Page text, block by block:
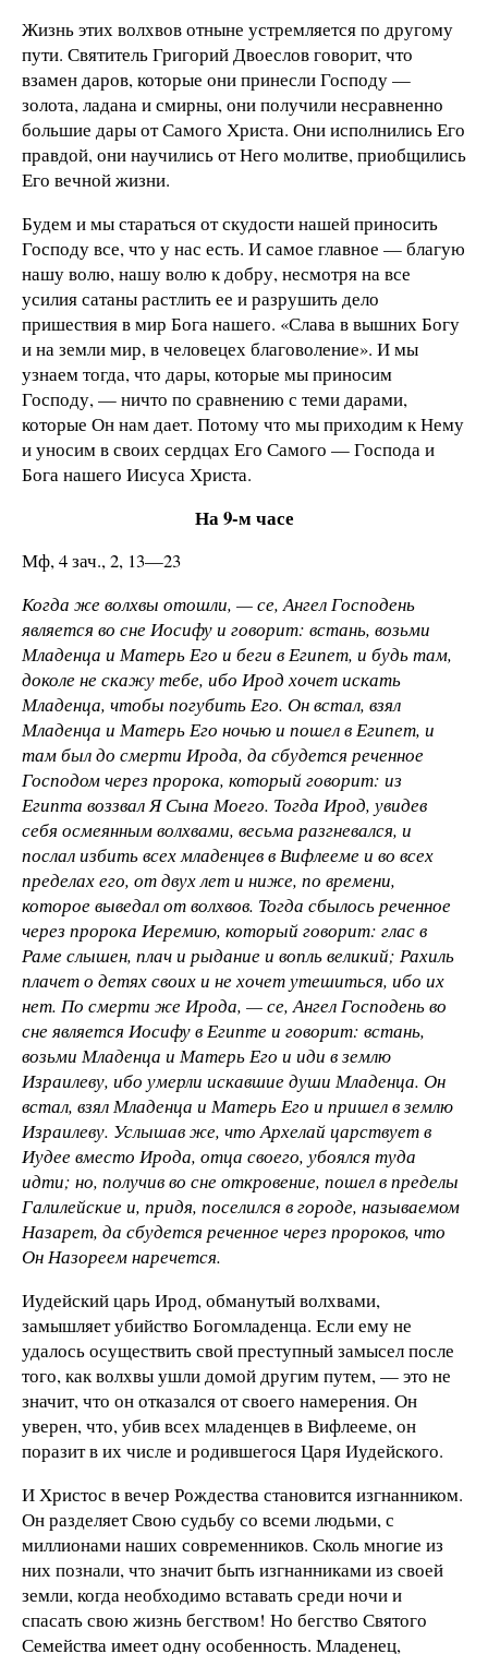
Жизнь этих волхвов отныне устремляется по другому
пути. Святитель Григорий Двоеслов говорит, что
взамен даров, которые они принесли Господу —
золота, ладана и смирны, они получили несравненно
большие дары от Самого Христа. Они исполнились Его
правдой, они научились от Него молитве, приобщились
Его вечной жизни.
Будем и мы стараться от скудости нашей приносить
Господу все, что у нас есть. И самое главное — благую
нашу волю, нашу волю к добру, несмотря на все
усилия сатаны растлить ее и разрушить дело
пришествия в мир Бога нашего. «Слава в вышних Богу
и на земли мир, в человецех благоволение». И мы
узнаем тогда, что дары, которые мы приносим
Господу, — ничто по сравнению с теми дарами,
которые Он нам дает. Потому что мы приходим к Нему
и уносим в своих сердцах Его Самого — Господа и
Бога нашего Иисуса Христа.
На 9-м часе
Мф, 4 зач., 2, 13—23
Когда же волхвы отошли, — се, Ангел Господень
является во сне Иосифу и говорит: встань, возьми
Младенца и Матерь Его и беги в Египет, и будь там,
доколе не скажу тебе, ибо Ирод хочет искать
Младенца, чтобы погубить Его. Он встал, взял
Младенца и Матерь Его ночью и пошел в Египет, и
там был до смерти Ирода, да сбудется реченное
Господом через пророка, который говорит: из
Египта воззвал Я Сына Моего. Тогда Ирод, увидев
себя осмеянным волхвами, весьма разгневался, и
послал избить всех младенцев в Вифлееме и во всех
пределах его, от двух лет и ниже, по времени,
которое выведал от волхвов. Тогда сбылось реченное
через пророка Иеремию, который говорит: глас в
Раме слышен, плач и рыдание и вопль великий; Рахиль
плачет о детях своих и не хочет утешиться, ибо их
нет. По смерти же Ирода, — се, Ангел Господень во
сне является Иосифу в Египте и говорит: встань,
возьми Младенца и Матерь Его и иди в землю
Израилеву, ибо умерли искавшие души Младенца. Он
встал, взял Младенца и Матерь Его и пришел в землю
Израилеву. Услышав же, что Архелай царствует в
Иудее вместо Ирода, отца своего, убоялся туда
идти; но, получив во сне откровение, пошел в пределы
Галилейские и, придя, поселился в городе, называемом
Назарет, да сбудется реченное через пророков, что
Он Назореем наречется.
Иудейский царь Ирод, обманутый волхвами,
замышляет убийство Богомладенца. Если ему не
удалось осуществить свой преступный замысел после
того, как волхвы ушли домой другим путем, — это не
значит, что он отказался от своего намерения. Он
уверен, что, убив всех младенцев в Вифлееме, он
поразит в их числе и родившегося Царя Иудейского.
И Христос в вечер Рождества становится изгнанником.
Он разделяет Свою судьбу со всеми людьми, с
миллионами наших современников. Сколь многие из
них познали, что значит быть изгнанниками из своей
земли, когда необходимо вставать среди ночи и
спасать свою жизнь бегством! Но бегство Святого
Семейства имеет одну особенность. Младенец,